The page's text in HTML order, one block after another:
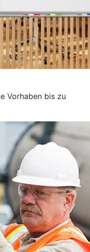
Vorhaben bis zu